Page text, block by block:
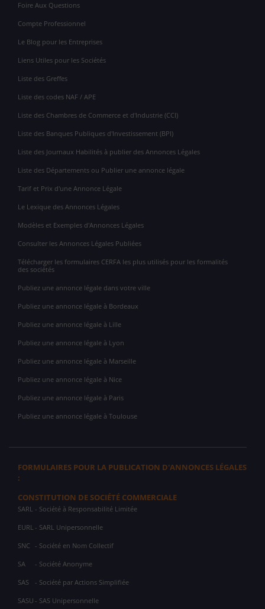
Foire Aux Questions
Compte Professionnel
Le Blog pour les Entreprises
Liens Utiles pour les Sociétés
Liste des Greffes
Liste des codes NAF / APE
Liste des Chambres de Commerce et d'Industrie (CCI)
Liste des Banques Publiques d'Investissement (BPI)
Liste des Journaux Habilités à publier des Annonces Légales
Liste des Départements ou Publier une annonce légale
Tarif et Prix d'une Annonce Légale
Le Lexique des Annonces Légales
Modèles et Exemples d'Annonces Légales
Consulter les Annonces Légales Publiées
Télécharger les formulaires CERFA les plus utilisés pour les formalités
des sociétés
Publiez une annonce légale dans votre ville
Publiez une annonce légale à Bordeaux
Publiez une annonce légale à Lille
Publiez une annonce légale à Lyon
Publiez une annonce légale à Marseille
Publiez une annonce légale à Nice
Publiez une annonce légale à Paris
Publiez une annonce légale à Toulouse
FORMULAIRES POUR LA PUBLICATION D'ANNONCES LÉGALES
:
CONSTITUTION DE SOCIÉTÉ COMMERCIALE
SARL - Société à Responsabilité Limitée
EURL - SARL Unipersonnelle
SNC - Société en Nom Collectif
SA - Société Anonyme
SAS - Société par Actions Simplifiée
SASU - SAS Unipersonnelle